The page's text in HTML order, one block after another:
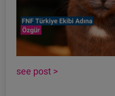
see post >